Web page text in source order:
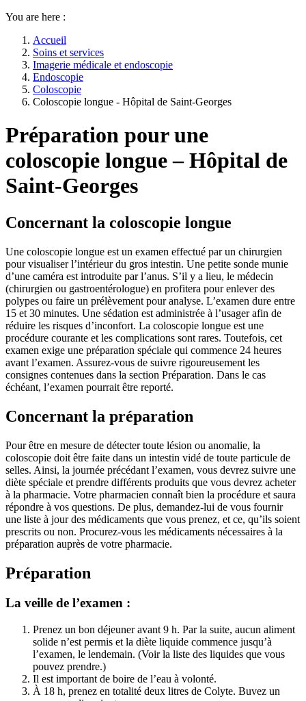
You are here :
Accueil
Soins et services
Imagerie médicale et endoscopie
Endoscopie
Coloscopie
Coloscopie longue - Hôpital de Saint-Georges
Préparation pour une
coloscopie longue – Hôpital de
Saint-Georges
Concernant la coloscopie longue
Une coloscopie longue est un examen effectué par un chirurgien
pour visualiser l’intérieur du gros intestin. Une petite sonde munie
d’une caméra est introduite par l’anus. S’il y a lieu, le médecin
(chirurgien ou gastroentérologue) en profitera pour enlever des
polypes ou faire un prélèvement pour analyse. L’examen dure entre
15 et 30 minutes. Une sédation est administrée à l’usager afin de
réduire les risques d’inconfort. La coloscopie longue est une
procédure courante et les complications sont rares. Toutefois, cet
examen exige une préparation spéciale qui commence 24 heures
avant l’examen. Assurez-vous de suivre rigoureusement les
consignes contenues dans la section Préparation. Dans le cas
échéant, l’examen pourrait être reporté.
Concernant la préparation
Pour être en mesure de détecter toute lésion ou anomalie, la
coloscopie doit être faite dans un intestin vidé de toute particule de
selles. Ainsi, la journée précédant l’examen, vous devrez suivre une
diète spéciale et prendre différents produits que vous devrez acheter
à la pharmacie. Votre pharmacien connaît bien la procédure et saura
répondre à vos questions. De plus, demandez-lui de vous fournir
une liste à jour des médicaments que vous prenez, et ce, qu’ils soient
prescrits ou non. Procurez-vous les médicaments nécessaires à la
préparation auprès de votre pharmacie.
Préparation
La veille de l’examen :
Prenez un bon déjeuner avant 9 h. Par la suite, aucun aliment
solide n’est permis et la diète liquide commence jusqu’à
l’examen, le lendemain. (Voir la liste des liquides que vous
pouvez prendre.)
Il est important de boire de l’eau à volonté.
À 18 h, prenez en totalité deux litres de Colyte. Buvez un